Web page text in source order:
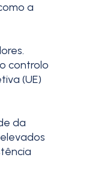
a
controlo
(UE)
da